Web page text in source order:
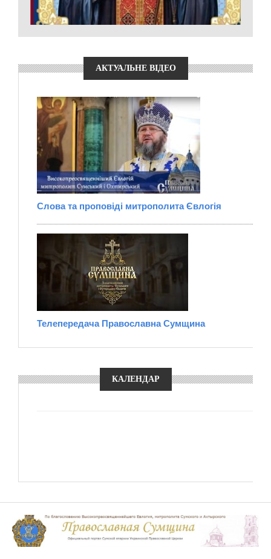
АКТУАЛЬНЕ ВІДЕО
Слова та проповіді митрополита Євлогія
Телепередача Православна Сумщина
КАЛЕНДАР